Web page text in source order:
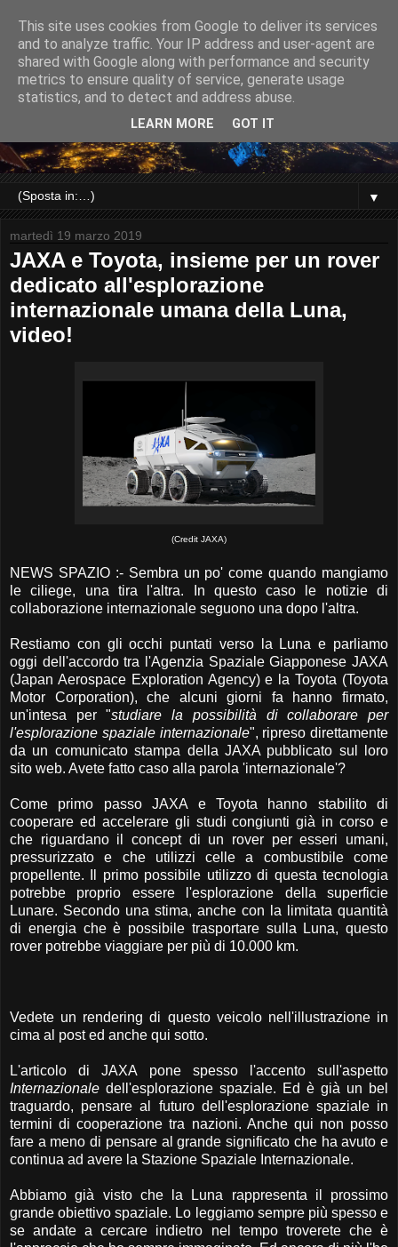
▼
martedì 19 marzo 2019
JAXA e Toyota, insieme per un rover
dedicato all'esplorazione
internazionale umana della Luna,
video!
(Credit JAXA)
NEWS SPAZIO :- Sembra un po' come quando mangiamo
le ciliege, una tira l'altra. In questo caso le notizie di
collaborazione internazionale seguono una dopo l'altra.
Restiamo con gli occhi puntati verso la Luna e parliamo
oggi dell'accordo tra l'Agenzia Spaziale Giapponese JAXA
(Japan Aerospace Exploration Agency) e la Toyota (Toyota
Motor Corporation), che alcuni giorni fa hanno firmato,
un'intesa per "studiare la possibilità di collaborare per
l'esplorazione spaziale internazionale", ripreso direttamente
da un comunicato stampa della JAXA pubblicato sul loro
sito web. Avete fatto caso alla parola 'internazionale'?
Come primo passo JAXA e Toyota hanno stabilito di
cooperare ed accelerare gli studi congiunti già in corso e
che riguardano il concept di un rover per esseri umani,
pressurizzato e che utilizzi celle a combustibile come
propellente. Il primo possibile utilizzo di questa tecnologia
potrebbe proprio essere l'esplorazione della superficie
Lunare. Secondo una stima, anche con la limitata quantità
di energia che è possibile trasportare sulla Luna, questo
rover potrebbe viaggiare per più di 10.000 km.
Vedete un rendering di questo veicolo nell'illustrazione in
cima al post ed anche qui sotto.
L'articolo di JAXA pone spesso l'accento sull'aspetto
Internazionale dell'esplorazione spaziale. Ed è già un bel
traguardo, pensare al futuro dell'esplorazione spaziale in
termini di cooperazione tra nazioni. Anche qui non posso
fare a meno di pensare al grande significato che ha avuto e
continua ad avere la Stazione Spaziale Internazionale.
Abbiamo già visto che la Luna rappresenta il prossimo
grande obiettivo spaziale. Lo leggiamo sempre più spesso e
se andate a cercare indietro nel tempo troverete che è
This site uses cookies from Google to deliver its services
and to analyze traffic. Your IP address and user-agent are
shared with Google along with performance and security
metrics to ensure quality of service, generate usage
statistics, and to detect and address abuse.
LEARN MORE GOT IT